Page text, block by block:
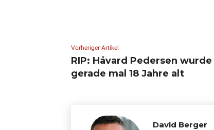
Vorheriger Artikel
RIP: Håvard Pedersen wurde
gerade mal 18 Jahre alt
David Berger